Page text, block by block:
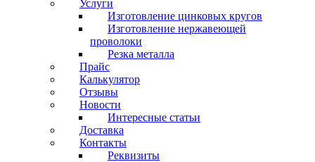
Услуги
Изготовление цинковых кругов
Изготовление нержавеющей
проволоки
Резка металла
Прайс
Калькулятор
Отзывы
Новости
Интересные статьи
Доставка
Контакты
Реквизиты